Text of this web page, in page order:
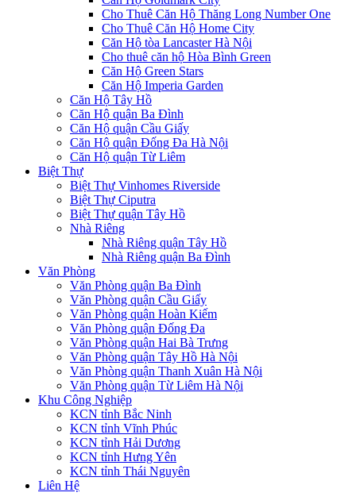
Cho Thuê Căn Hộ Thăng Long Number One
Cho Thuê Căn Hộ Home City
Căn Hộ tòa Lancaster Hà Nội
Cho thuê căn hộ Hòa Bình Green
Căn Hộ Green Stars
Căn Hộ Imperia Garden
Căn Hộ Tây Hồ
Căn Hộ quận Ba Đình
Căn Hộ quận Cầu Giấy
Căn Hộ quận Đống Đa Hà Nội
Căn Hộ quận Từ Liêm
Biệt Thự
Biệt Thự Vinhomes Riverside
Biệt Thự Ciputra
Biệt Thự quận Tây Hồ
Nhà Riêng
Nhà Riêng quận Tây Hồ
Nhà Riêng quận Ba Đình
Văn Phòng
Văn Phòng quận Ba Đình
Văn Phòng quận Cầu Giấy
Văn Phòng quận Hoàn Kiếm
Văn Phòng quận Đống Đa
Văn Phòng quận Hai Bà Trưng
Văn Phòng quận Tây Hồ Hà Nội
Văn Phòng quận Thanh Xuân Hà Nội
Văn Phòng quận Từ Liêm Hà Nội
Khu Công Nghiệp
KCN tỉnh Bắc Ninh
KCN tỉnh Vĩnh Phúc
KCN tỉnh Hải Dương
KCN tỉnh Hưng Yên
KCN tỉnh Thái Nguyên
Liên Hệ